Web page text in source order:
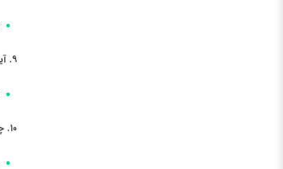
۹. آیا تخفیفات ویژه‌ای برای بازدید از کاخ مارکوس دفرانترا در لیسبون وجود دارد؟
۱۰. چگونه می‌توان اطلاعات بیشتری درباره تاریخچه و ساختار کاخ مارکوس دفرانترا در لیسبون کسب کرد؟